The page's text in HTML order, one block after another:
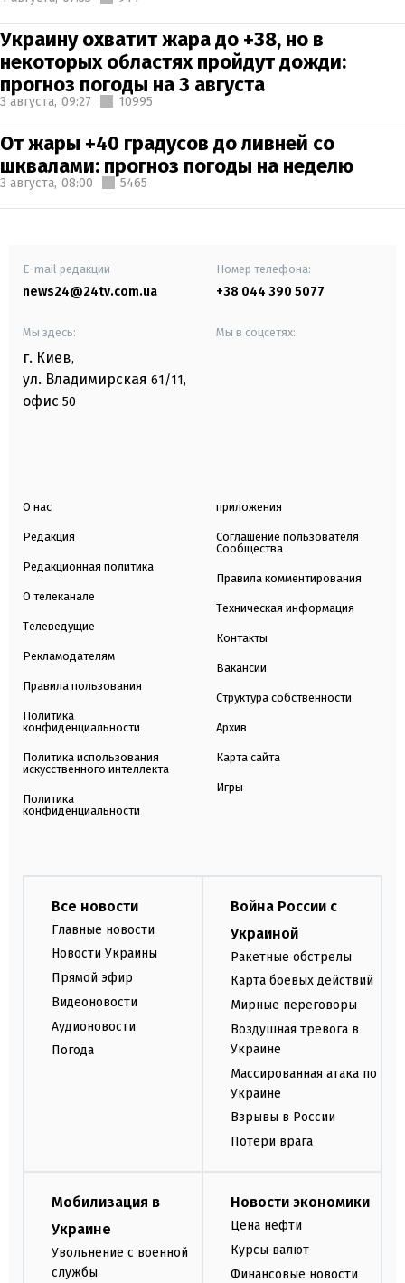
Украину охватит жара до +38, но в
некоторых областях пройдут дожди:
прогноз погоды на 3 августа
3 августа, 09:27 10995
От жары +40 градусов до ливней со
шквалами: прогноз погоды на неделю
3 августа, 08:00 5465
E-mail редакции
news24@24tv.com.ua
Номер телефона:
+38 044 390 5077
Мы здесь:
г. Киев,
ул. Владимирская 61/11,
офис 50
Мы в соцсетях:
О нас
Редакция
Редакционная политика
О телеканале
Телеведущие
Рекламодателям
Правила пользования
Политика
конфиденциальности
Политика использования
искусственного интеллекта
Политика
конфиденциальности
приложения
Соглашение пользователя
Сообщества
Правила комментирования
Техническая информация
Контакты
Вакансии
Структура собственности
Архив
Карта сайта
Игры
Все новости
Главные новости
Новости Украины
Прямой эфир
Видеоновости
Аудионовости
Погода
Война России с
Украиной
Ракетные обстрелы
Карта боевых действий
Мирные переговоры
Воздушная тревога в
Украине
Массированная атака по
Украине
Взрывы в России
Потери врага
Мобилизация в
Украине
Увольнение с военной
службы
Новости экономики
Цена нефти
Курсы валют
Финансовые новости